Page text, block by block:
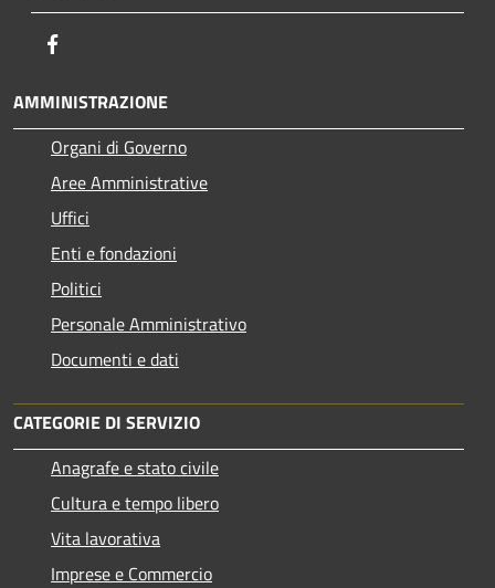
AMMINISTRAZIONE
Organi di Governo
Aree Amministrative
Uffici
Enti e fondazioni
Politici
Personale Amministrativo
Documenti e dati
CATEGORIE DI SERVIZIO
Anagrafe e stato civile
Cultura e tempo libero
Vita lavorativa
Imprese e Commercio